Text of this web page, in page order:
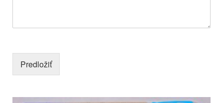
Predložiť